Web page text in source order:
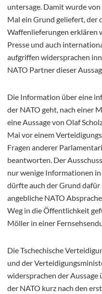
untersage. Damit wurde
Mal ein Grund geliefert, der
Waffenlieferungen erklären
Presse und auch
aufgriffen widersprachen
NATO Partner dieser
Die Information über eine
der NATO geht, nach einer
eine Aussage von Olaf
Mai vor einem
Fragen anderer
beantworten. Der
nur wenige Informationen in
dürfte auch der Grund dafür
angebliche NATO
Weg in die Öffentlichkeit
Möller in einer
Die Tschechische
und der
widersprachen der
der NATO kurz nach den